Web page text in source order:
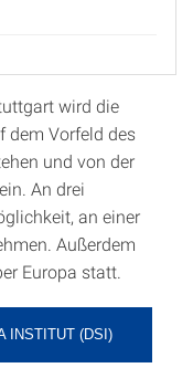
wird die
dem Vorfeld des
und von der
An drei
an einer
Außerdem
Europa statt.
INSTITUT (DSI)